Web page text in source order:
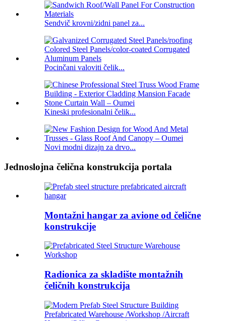
Sendvič krovni/zidni panel za...
Pocinčani valoviti čelik...
Kineski profesionalni čelik...
Novi modni dizajn za drvo...
Jednoslojna čelična konstrukcija portala
Montažni hangar za avione od čelične
konstrukcije
Radionica za skladište montažnih
čeličnih konstrukcija